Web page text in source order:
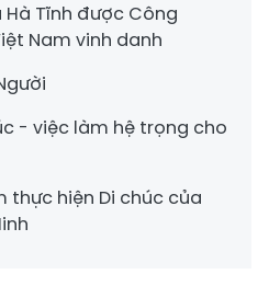
Tĩnh được Công
Nam vinh danh
- việc làm hệ trọng cho
thực hiện Di chúc của